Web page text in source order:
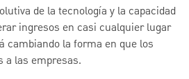
de la tecnología y la capacidad
ingresos en casi cualquier lugar
cambiando la forma en que los
a las empresas.